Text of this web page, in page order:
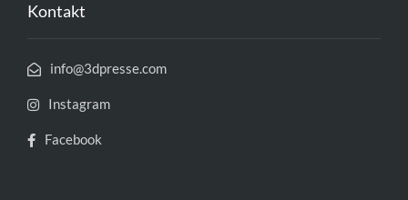
Kontakt
info@3dpresse.com
Instagram
Facebook